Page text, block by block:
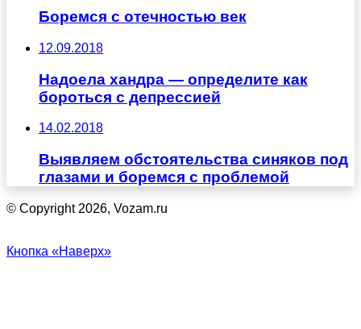
Боремся с отечностью век
12.09.2018
Надоела хандра — определите как
бороться с депрессией
14.02.2018
Выявляем обстоятельства синяков под
глазами и боремся с проблемой
© Copyright 2026, Vozam.ru
Кнопка «Наверх»